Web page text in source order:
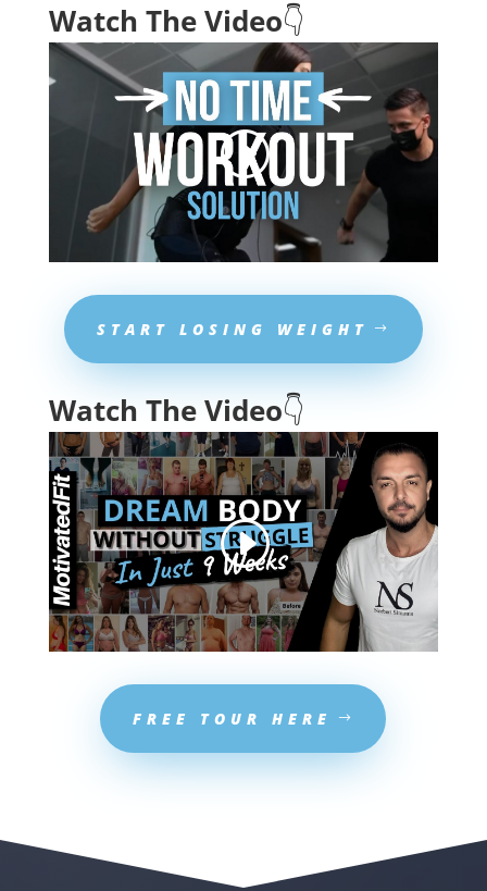
Watch The Video👇
START LOSING WEIGHT
Watch The Video👇
FREE TOUR HERE